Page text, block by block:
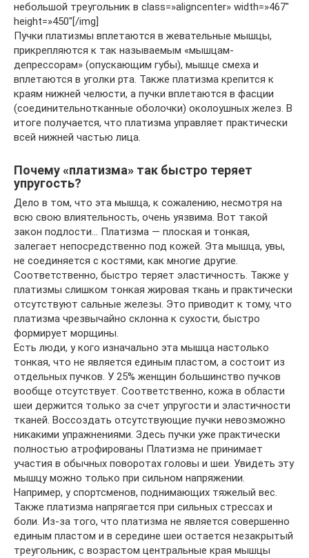
небольшой треугольник в class=»aligncenter» width=»467″
height=»450″[/img]
Пучки платизмы вплетаются в жевательные мышцы,
прикрепляются к так называемым «мышцам-
депрессорам» (опускающим губы), мышце смеха и
вплетаются в уголки рта. Также платизма крепится к
краям нижней челюсти, а пучки вплетаются в фасции
(соединительнотканные оболочки) околоушных желез. В
итоге получается, что платизма управляет практически
всей нижней частью лица.
Почему «платизма» так быстро теряет
упругость?
Дело в том, что эта мышца, к сожалению, несмотря на
всю свою влиятельность, очень уязвима. Вот такой
закон подлости… Платизма — плоская и тонкая,
залегает непосредственно под кожей. Эта мышца, увы,
не соединяется с костями, как многие другие.
Соответственно, быстро теряет эластичность. Также у
платизмы слишком тонкая жировая ткань и практически
отсутствуют сальные железы. Это приводит к тому, что
платизма чрезвычайно склонна к сухости, быстро
формирует морщины.
Есть люди, у кого изначально эта мышца настолько
тонкая, что не является единым пластом, а состоит из
отдельных пучков. У 25% женщин большинство пучков
вообще отсутствует. Соответственно, кожа в области
шеи держится только за счет упругости и эластичности
тканей. Воссоздать отсутствующие пучки невозможно
никакими упражнениями. Здесь пучки уже практически
полностью атрофированы Платизма не принимает
участия в обычных поворотах головы и шеи. Увидеть эту
мышцу можно только при сильном напряжении.
Например, у спортсменов, поднимающих тяжелый вес.
Также платизма напрягается при сильных стрессах и
боли. Из-за того, что платизма не является совершенно
единым пластом и в середине шеи остается незакрытый
треугольник, с возрастом центральные края мышцы